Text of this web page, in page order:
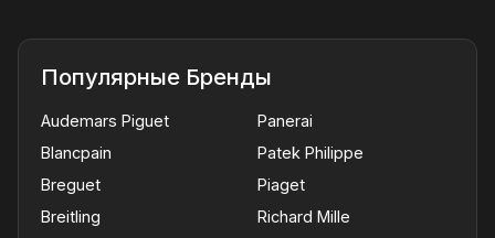
Популярные Бренды
Audemars Piguet
Blancpain
Breguet
Breitling
Panerai
Patek Philippe
Piaget
Richard Mille